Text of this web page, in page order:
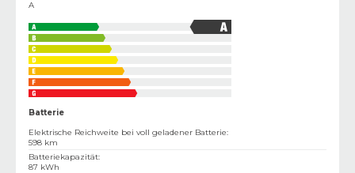
A
Batterie
Elektrische Reichweite bei voll geladener Batterie:
598 km
Batteriekapazität:
87 kWh